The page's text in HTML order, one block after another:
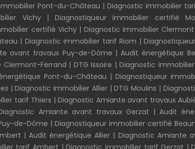
Pont-du-Château | Diagnostic immobilier
Vichy| Diagnostiqueur immobilier certifié
certifié Vichy| Diagnostic immobilier
| Diagnostic immobilier tarif Riom |
avant travaux Puy-de-Dôme |Audit énergétique
Ferrand | DTG Issoire |Diagnostic
Pont-du-Château | Diagnostiqueur
|Diagnostic immobilier Allier|DTG Moulins |
tarif Thiers |Diagnostic Amiante avant travaux
Amiante avant travaux Gerzat | Audit
de-Dôme | Diagnostiqueur immobilier certifié
| Audit énergétique Allier | Diagnostic Amiante